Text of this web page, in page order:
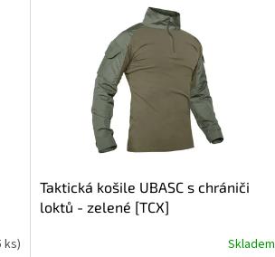
ks)
Taktická košile UBASC s chrániči
loktů - zelené [TCX]
Skladem